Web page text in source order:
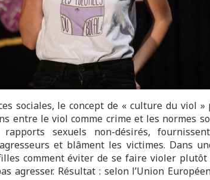
sociales, le concept de « culture du viol
entre le viol comme crime et les normes
rapports sexuels non-désirés,
agresseurs et blâment les victimes. Dans
comment éviter de se faire violer plutôt
agresser. Résultat : selon l’Union